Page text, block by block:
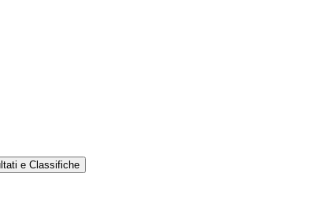
e Classifiche